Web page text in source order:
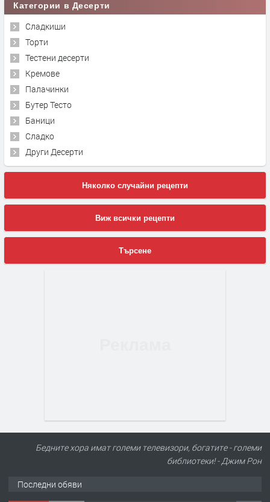
Категории в Десерти
Сладкиши
Торти
Тестени десерти
Кремове
Палачинки
Бутер Тесто
Баници
Сладко
Други Десерти
Няколко случайни рецепти
Виж всички рецепти
Търсене
Бедните хора имат големи телевизори, богатите - големи
библиотеки! - Джим Рон
Последни обяви